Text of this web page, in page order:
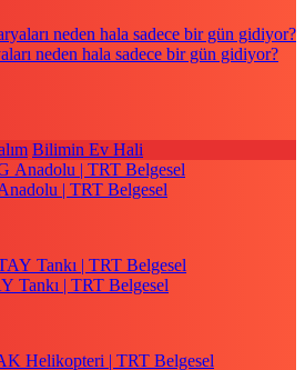
neden hala sadece bir gün gidiyor?
Bilimin Ev Hali
| TRT Belgesel
Tankı | TRT Belgesel